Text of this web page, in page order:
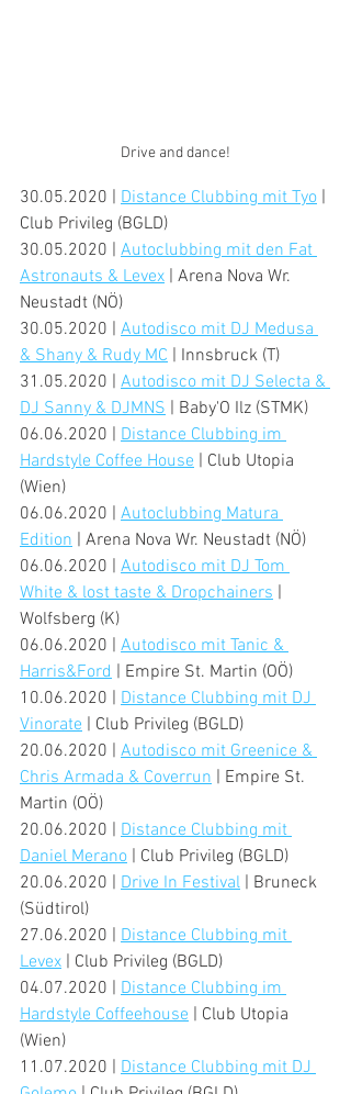
Drive and dance!
30.05.2020 | Distance Clubbing mit Tyo |
Club Privileg (BGLD)
30.05.2020 | Autoclubbing mit den Fat
Astronauts & Levex | Arena Nova Wr.
Neustadt (NÖ)
30.05.2020 | Autodisco mit DJ Medusa
& Shany & Rudy MC | Innsbruck (T)
31.05.2020 | Autodisco mit DJ Selecta &
DJ Sanny & DJMNS | Baby'O Ilz (STMK)
06.06.2020 | Distance Clubbing im
Hardstyle Coffee House | Club Utopia
(Wien)
06.06.2020 | Autoclubbing Matura
Edition | Arena Nova Wr. Neustadt (NÖ)
06.06.2020 | Autodisco mit DJ Tom
White & lost taste & Dropchainers |
Wolfsberg (K)
06.06.2020 | Autodisco mit Tanic &
Harris&Ford | Empire St. Martin (OÖ)
10.06.2020 | Distance Clubbing mit DJ
Vinorate | Club Privileg (BGLD)
20.06.2020 | Autodisco mit Greenice &
Chris Armada & Coverrun | Empire St.
Martin (OÖ)
20.06.2020 | Distance Clubbing mit
Daniel Merano | Club Privileg (BGLD)
20.06.2020 | Drive In Festival | Bruneck
(Südtirol)
27.06.2020 | Distance Clubbing mit
Levex | Club Privileg (BGLD)
04.07.2020 | Distance Clubbing im
Hardstyle Coffeehouse | Club Utopia
(Wien)
11.07.2020 | Distance Clubbing mit DJ